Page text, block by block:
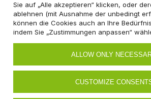
optional:
Sie auf „Alle akzeptieren“ klicken, oder
ablehnen (mit Ausnahme der unbedingt
können die Cookies auch an Ihre
indem Sie „Zustimmungen anpassen“
ALLOW ONLY
CUSTOMIZE